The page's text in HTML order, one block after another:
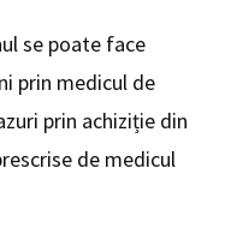
se poate face
prin medicul de
prin achiziție din
de medicul